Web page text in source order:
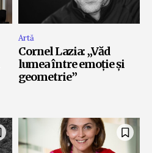
Artă
Cornel Lazia: „Văd
lumea între emoție și
geometrie”